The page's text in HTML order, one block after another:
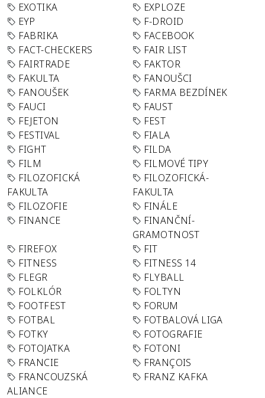
EXOTIKA
EXPLOZE
EYP
F-DROID
FABRIKA
FACEBOOK
FACT-CHECKERS
FAIR LIST
FAIRTRADE
FAKTOR
FAKULTA
FANOUŠCI
FANOUŠEK
FARMA BEZDÍNEK
FAUCI
FAUST
FEJETON
FEST
FESTIVAL
FIALA
FIGHT
FILDA
FILM
FILMOVÉ TIPY
FILOZOFICKÁ
FAKULTA
FILOZOFICKÁ-
FAKULTA
FILOZOFIE
FINÁLE
FINANCE
FINANČNÍ-
GRAMOTNOST
FIREFOX
FIT
FITNESS
FITNESS 14
FLEGR
FLYBALL
FOLKLÓR
FOLTYN
FOOTFEST
FORUM
FOTBAL
FOTBALOVÁ LIGA
FOTKY
FOTOGRAFIE
FOTOJATKA
FOTONI
FRANCIE
FRANÇOIS
FRANCOUZSKÁ
ALIANCE
FRANZ KAFKA